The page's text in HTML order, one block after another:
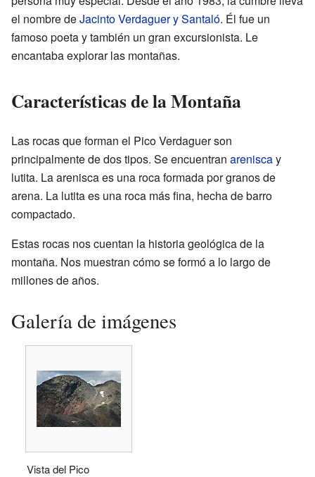
el nombre deJacinto Verdaguer y Santaló. Él fue un
famoso poeta y también un gran excursionista. Le
encantaba explorar las montañas.
Características de la Montaña
Las rocas que forman el Pico Verdaguer son
principalmente de dos tipos. Se encuentran areniscay
lutita. La arenisca es una roca formada por granos de
arena. La lutita es una roca más fina, hecha de barro
compactado.
Estas rocas nos cuentan la historia geológica de la
montaña. Nos muestran cómo se formó a lo largo de
millones de años.
Galería de imágenes
Vista del Pico